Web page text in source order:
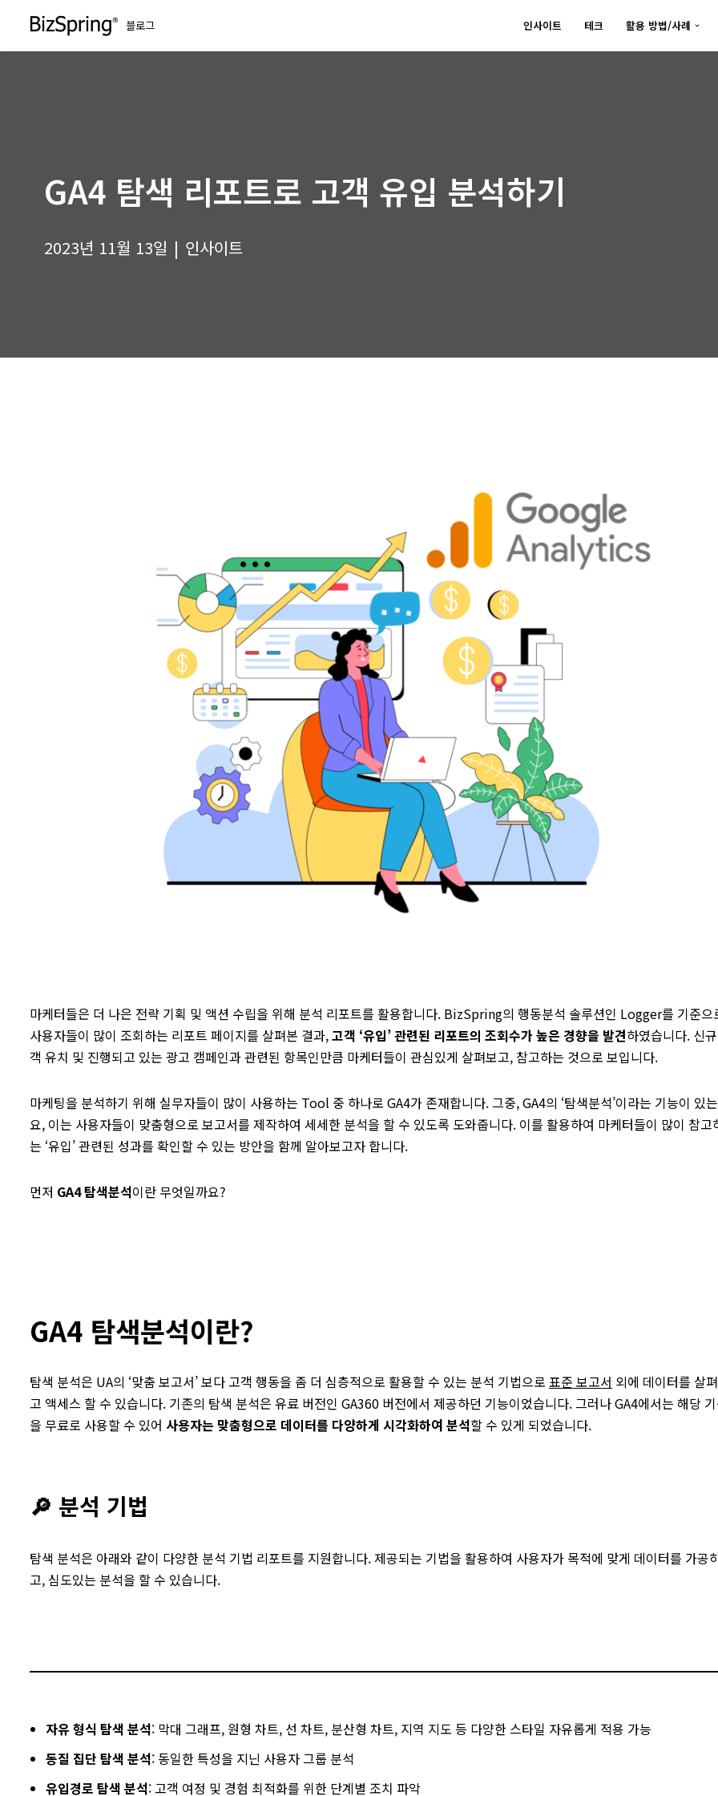
블로그 인사이트 테크 활용 방법/사례
GA4 탐색 리포트로 고객 유입 분석하기
2023년 11월 13일 인사이트
마케터들은 더 나은 전략 기획 및 액션 수립을 위해 분석 리포트를 활용합니다. BizSpring의 행동분석 솔루션인 Logger를 기준으
사용자들이 많이 조회하는 리포트 페이지를 살펴본 결과,고객 ‘유입’ 관련된 리포트의 조회수가 높은 경향을 발견하였습니다. 신
객 유치 및 진행되고 있는 광고 캠페인과 관련된 항목인만큼 마케터들이 관심있게 살펴보고, 참고하는 것으로 보입니다.
마케팅을 분석하기 위해 실무자들이 많이 사용하는 Tool 중 하나로 GA4가 존재합니다. 그중, GA4의 ‘탐색분석’이라는 기능이 있
요, 이는 사용자들이 맞춤형으로 보고서를 제작하여 세세한 분석을 할 수 있도록 도와줍니다. 이를 활용하여 마케터들이 많이 참고
는 ‘유입’ 관련된 성과를 확인할 수 있는 방안을 함께 알아보고자 합니다.
먼저 GA4 탐색분석이란 무엇일까요?
GA4 탐색분석이란?
탐색 분석은 UA의 ‘맞춤 보고서’ 보다 고객 행동을 좀 더 심층적으로 활용할 수 있는 분석 기법으로 표준 보고서 외에 데이터를 살
고 액세스 할 수 있습니다. 기존의 탐색 분석은 유료 버전인 GA360 버전에서 제공하던 기능이었습니다. 그러나 GA4에서는 해당
을 무료로 사용할 수 있어 사용자는 맞춤형으로 데이터를 다양하게 시각화하여 분석할 수 있게 되었습니다.
🔎 분석 기법
탐색 분석은 아래와 같이 다양한 분석 기법 리포트를 지원합니다. 제공되는 기법을 활용하여 사용자가 목적에 맞게 데이터를 가공
고, 심도있는 분석을 할 수 있습니다.
자유 형식 탐색 분석: 막대 그래프, 원형 차트, 선 차트, 분산형 차트, 지역 지도 등 다양한 스타일 자유롭게 적용 가능
동질 집단 탐색 분석: 동일한 특성을 지닌 사용자 그룹 분석
유입경로 탐색 분석: 고객 여정 및 경험 최적화를 위한 단계별 조치 파악